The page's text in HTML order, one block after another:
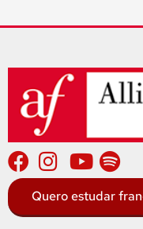
Quero estudar